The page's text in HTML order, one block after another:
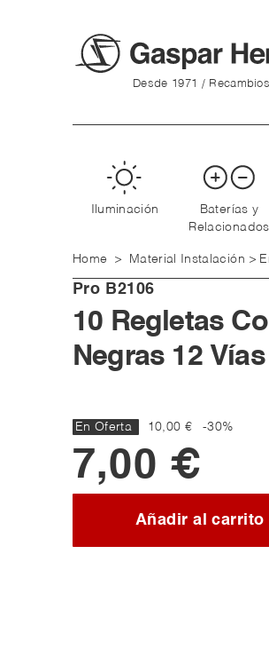
Desde 1971 /
Iluminación
Baterías y
Relacionados
Home > Material Instalación >
Pro B2106
10 Regletas
Negras 12
En Oferta 10,00 € -30%
7,00 €
Añadir al carrito